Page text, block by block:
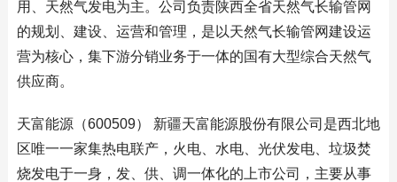
用、天然气发电为主。公司负责陕西全省天然气长输管网
的规划、建设、运营和管理，是以天然气长输管网建设运
营为核心，集下游分销业务于一体的国有大型综合天然气
供应商。
天富能源（600509） 新疆天富能源股份有限公司是西北地
区唯一一家集热电联产，火电、水电、光伏发电、垃圾焚
烧发电于一身，发、供、调一体化的上市公司，主要从事